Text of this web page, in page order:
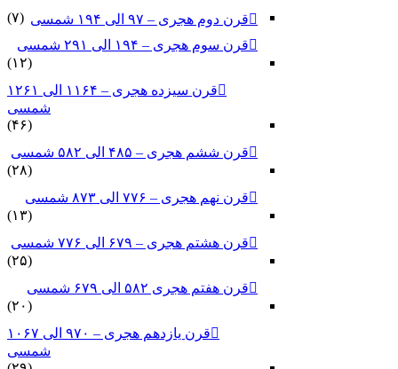
قرن دوم هجری – ۹۷ الی ۱۹۴ شمسی
(۷)
قرن سوم هجری – ۱۹۴ الی ۲۹۱ شمسی
(۱۲)
قرن سیزده هجری – ۱۱۶۴ الی ۱۲۶۱
شمسی
(۴۶)
قرن ششم هجری – ۴۸۵ الی ۵۸۲ شمسی
(۲۸)
قرن نهم هجری – ۷۷۶ الی ۸۷۳ شمسی
(۱۳)
قرن هشتم هجری – ۶۷۹ الی ۷۷۶ شمسی
(۲۵)
قرن هفتم هجری ۵۸۲ الی ۶۷۹ شمسی
(۲۰)
قرن یازدهم هجری – ۹۷۰ الی ۱۰۶۷
شمسی